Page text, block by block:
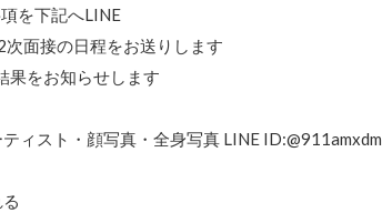
を下記へLINE
面接の日程をお送りします
果をお知らせします
ィスト・顔写真・全身写真 LINE ID:@911amxdm